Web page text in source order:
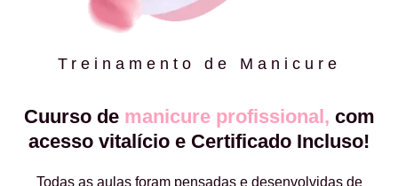
Treinamento de Manicure
Cuurso de manicure profissional, com
acesso vitalício e Certificado Incluso!
Todas as aulas foram pensadas e desenvolvidas de